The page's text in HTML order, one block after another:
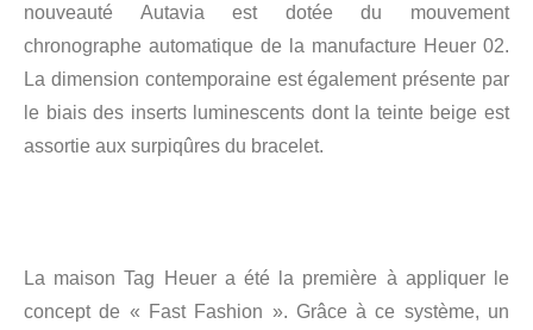
nouveauté Autavia est dotée du mouvement
chronographe automatique de la manufacture Heuer 02.
La dimension contemporaine est également présente par
le biais des inserts luminescents dont la teinte beige est
assortie aux surpiqûres du bracelet.
La maison Tag Heuer a été la première à appliquer le
concept de « Fast Fashion ». Grâce à ce système, un